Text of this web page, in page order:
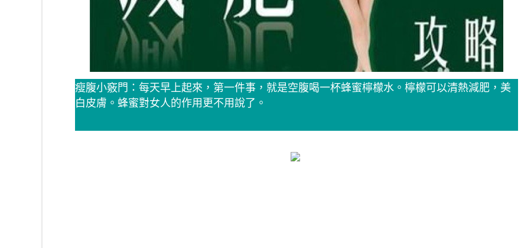
瘦腹小竅門：每天早上起來，第一件事，就是空腹喝一杯蜂蜜檸檬水。檸檬可以清熱減肥，美
白皮膚。蜂蜜對女人的作用更不用說了。